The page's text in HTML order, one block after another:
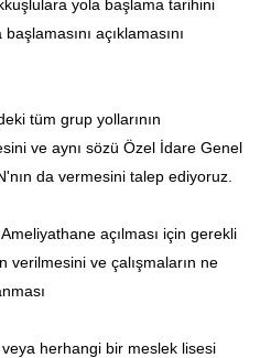
yola başlama tarihini
açıklamasını
tüm grup yollarının
ve aynı sözü Özel İdare Genel
da vermesini talep ediyoruz.
açılması için gerekli
verilmesini ve çalışmaların ne
herhangi bir meslek lisesi